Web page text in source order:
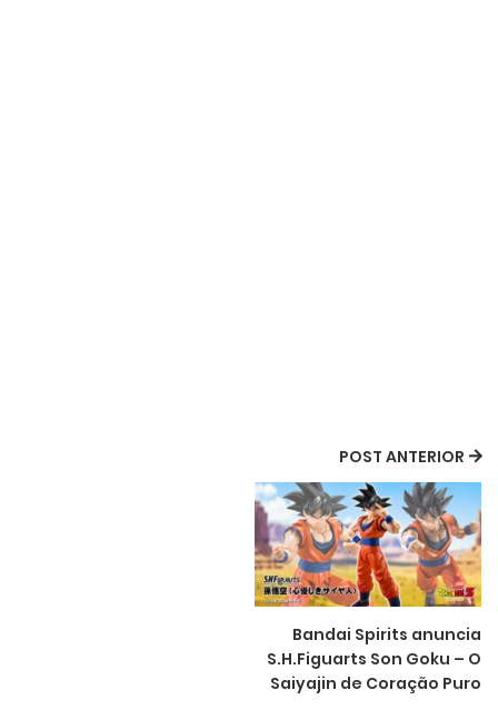
POST ANTERIOR
Bandai Spirits anuncia
S.H.Figuarts Son Goku – O
Saiyajin de Coração Puro